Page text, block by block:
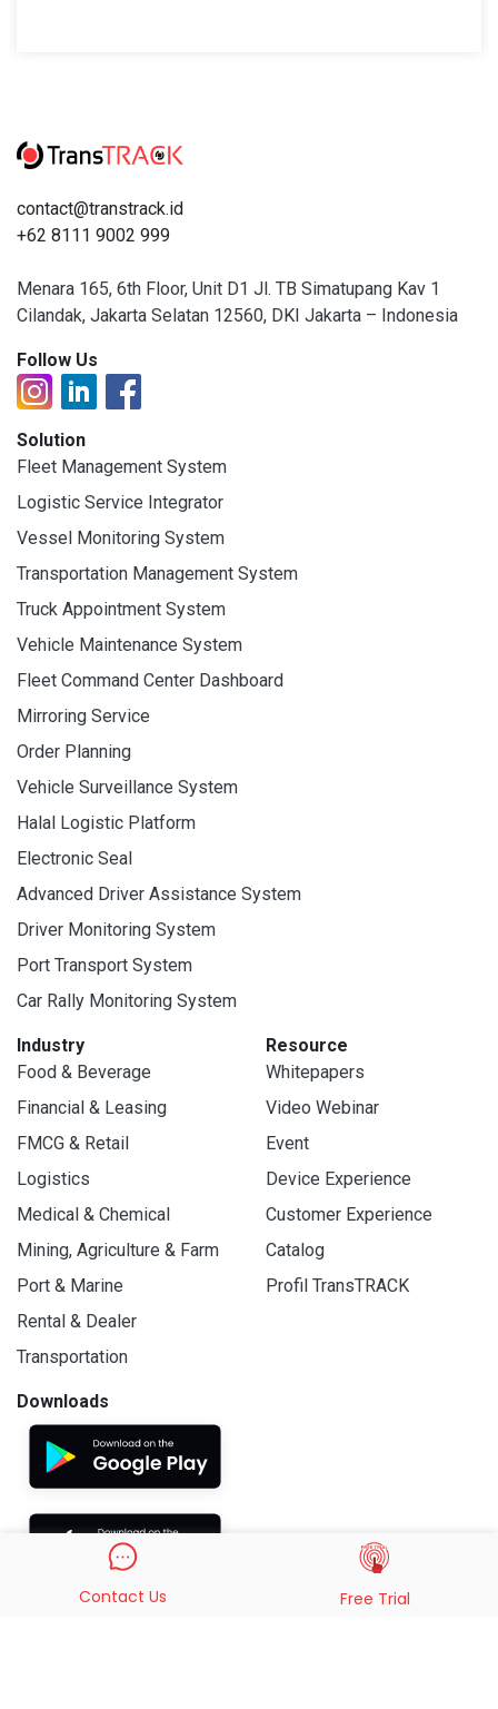
contact@transtrack.id
+62 8111 9002 999
Menara 165, 6th Floor, Unit D1 Jl. TB Simatupang Kav 1
Cilandak, Jakarta Selatan 12560, DKI Jakarta – Indonesia
Follow Us
Solution
Fleet Management System
Logistic Service Integrator
Vessel Monitoring System
Transportation Management System
Truck Appointment System
Vehicle Maintenance System
Fleet Command Center Dashboard
Mirroring Service
Order Planning
Vehicle Surveillance System
Halal Logistic Platform
Electronic Seal
Advanced Driver Assistance System
Driver Monitoring System
Port Transport System
Car Rally Monitoring System
Industry
Food & Beverage
Financial & Leasing
FMCG & Retail
Logistics
Medical & Chemical
Mining, Agriculture & Farm
Port & Marine
Rental & Dealer
Transportation
Resource
Whitepapers
Video Webinar
Event
Device Experience
Customer Experience
Catalog
Profil TransTRACK
Downloads
Contact Us Free Trial